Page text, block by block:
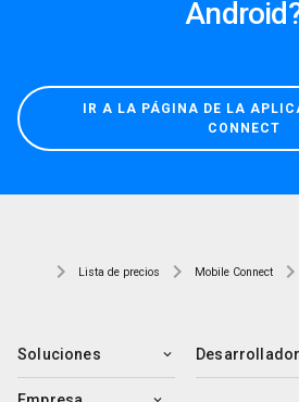
IR A LA PÁGINA DE LA
CONNECT
Lista de precios Mobile Connect
Soluciones